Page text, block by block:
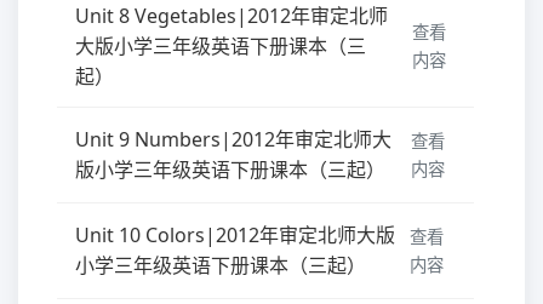
Unit 8 Vegetables|2012年审定北师
大版小学三年级英语下册课本（三
起）
查看
内容
Unit 9 Numbers|2012年审定北师大
版小学三年级英语下册课本（三起）
查看
内容
Unit 10 Colors|2012年审定北师大版
小学三年级英语下册课本（三起）
查看
内容